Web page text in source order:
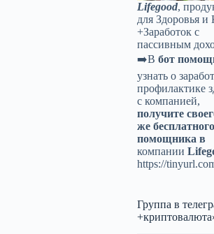
Lifegood,
для Здоровья и
+Заработок с
пассивным
➡️Вбот
узнать о
профилактике
с компанией,
получите
же
помощника в
компании
https://
Группа в